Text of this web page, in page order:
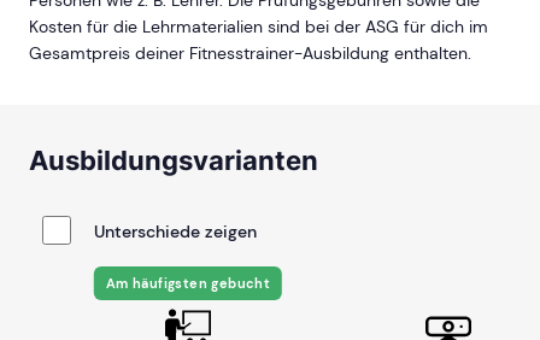
Kosten für die Lehrmaterialien sind bei der ASG für dich im
Gesamtpreis deiner Fitnesstrainer-Ausbildung enthalten.
Ausbildungsvarianten
Unterschiede zeigen
Am häufigsten gebucht